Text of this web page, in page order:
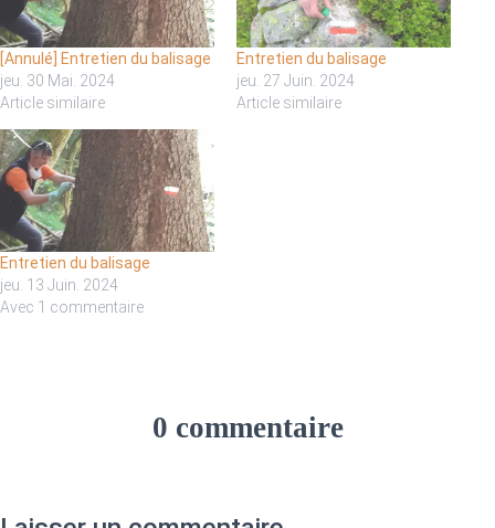
[Annulé] Entretien du balisage
jeu. 30 Mai. 2024
Article similaire
Entretien du balisage
jeu. 27 Juin. 2024
Article similaire
Entretien du balisage
jeu. 13 Juin. 2024
Avec 1 commentaire
0 commentaire